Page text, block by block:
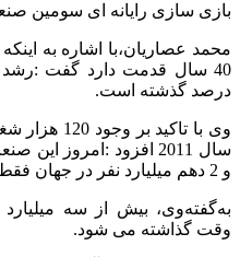
بازی سازی رایانه ای سومین
محمد عصاریان،با اشاره به
درصد گذشته است.
وی با
سال 2011 افزود
و 2 دهم میلیارد نفر در جهان فقط در کشورهای پیشرفته دارد.
به‌گفته‌وی، بیش از سه
وقت گذاشته می شود.